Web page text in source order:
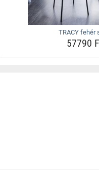
TRACY fehér
57790